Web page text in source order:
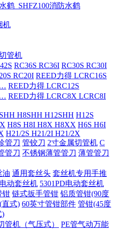
鹤_SHFZ100消防水鹤
机
管机
RC36S RC36I RC30S RC30I
RC20I REED力得 LCRC16S
REED力得 LCRC12S
REED力得 LCRC8X LCRC8I
H8SHH H12SHH H12S
H8S H8I H8X H8XX H6S H6I
H21/2S H21/2I H21/2X
管刀 管铰刀 2寸金属切管机 C
管刀 不锈钢薄管管刀 薄管管刀
油 通用套丝头 套丝机专用手推
动套丝机 5301PD电动套丝机
钳 链式扳手管钳 铝质管钳(90度
直式) 60英寸管钳部件 管钳(45度
)
管机（气压式）
PE管气动万能